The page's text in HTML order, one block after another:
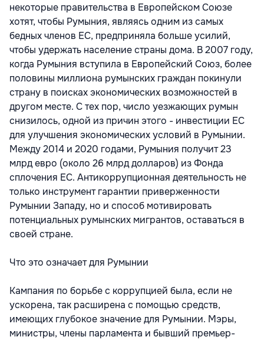
некоторые правительства в Европейском Союзе
хотят, чтобы Румыния, являясь одним из самых
бедных членов ЕС, предприняла больше усилий,
чтобы удержать население страны дома. В 2007 году,
когда Румыния вступила в Европейский Союз, более
половины миллиона румынских граждан покинули
страну в поисках экономических возможностей в
другом месте. С тех пор, число уезжающих румын
снизилось, одной из причин этого - инвестиции ЕС
для улучшения экономических условий в Румынии.
Между 2014 и 2020 годами, Румыния получит 23
млрд евро (около 26 млрд долларов) из Фонда
сплочения ЕС. Антикоррупционная деятельность не
только инструмент гарантии приверженности
Румынии Западу, но и способ мотивировать
потенциальных румынских мигрантов, оставаться в
своей стране.
Что это означает для Румынии
Кампания по борьбе с коррупцией была, если не
ускорена, так расширена с помощью средств,
имеющих глубокое значение для Румынии. Мэры,
министры, члены парламента и бывший премьер-